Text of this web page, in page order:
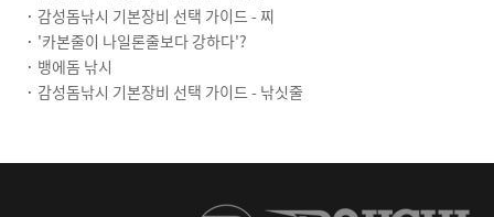
· 감성돔낚시 기본장비 선택 가이드 - 찌
· '카본줄이 나일론줄보다 강하다'?
· 뱅에돔 낚시
· 감성돔낚시 기본장비 선택 가이드 - 낚싯줄